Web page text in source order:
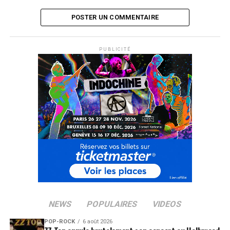
POSTER UN COMMENTAIRE
PUBLICITÉ
NEWS POPULAIRES VIDEOS
POP-ROCK 6 août 2026